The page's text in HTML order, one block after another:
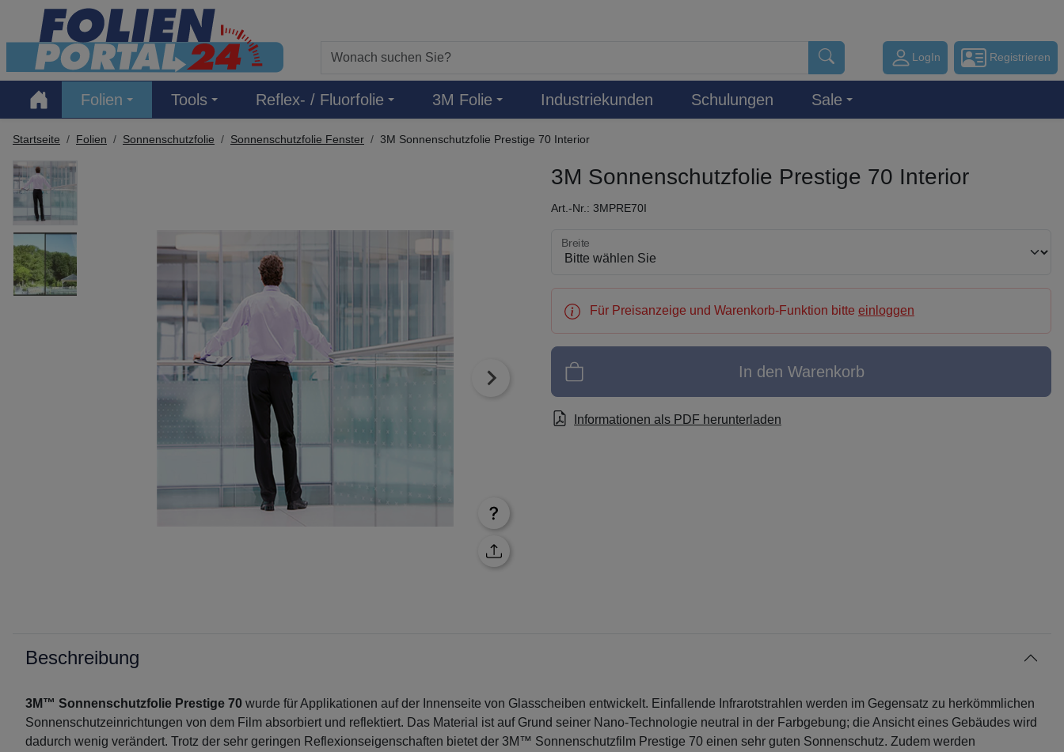
Hauptregion der Seite anspringen
LogIn Registrieren
Folien Tools Reflex- / Fluorfolie 3M Folie Industriekunden Schulungen Sale
Startseite Folien Sonnenschutzfolie Sonnenschutzfolie Fenster 3M Sonnenschutzfolie Prestige 70 Interior
3M Sonnenschutzfolie Prestige 70 Interior
Art.-Nr.: 3MPRE70I
Breite wählen
Breite
Für Preisanzeige und Warenkorb-Funktion bitte einloggen
In den Warenkorb
Informationen als PDF herunterladen
Beschreibung
3M™ Sonnenschutzfolie Prestige 70 wurde für Applikationen auf der Innenseite von Glasscheiben entwickelt. Einfallende Infrarotstrahlen werden im Gegensatz zu herkömmlichen
Sonnenschutzeinrichtungen von dem Film absorbiert und reflektiert. Das Material ist auf Grund seiner Nano-Technologie neutral in der Farbgebung; die Ansicht eines Gebäudes wird
dadurch wenig verändert. Trotz der sehr geringen Reflexionseigenschaften bietet der 3M™ Sonnenschutzfilm Prestige 70 einen sehr guten Sonnenschutz. Zudem werden